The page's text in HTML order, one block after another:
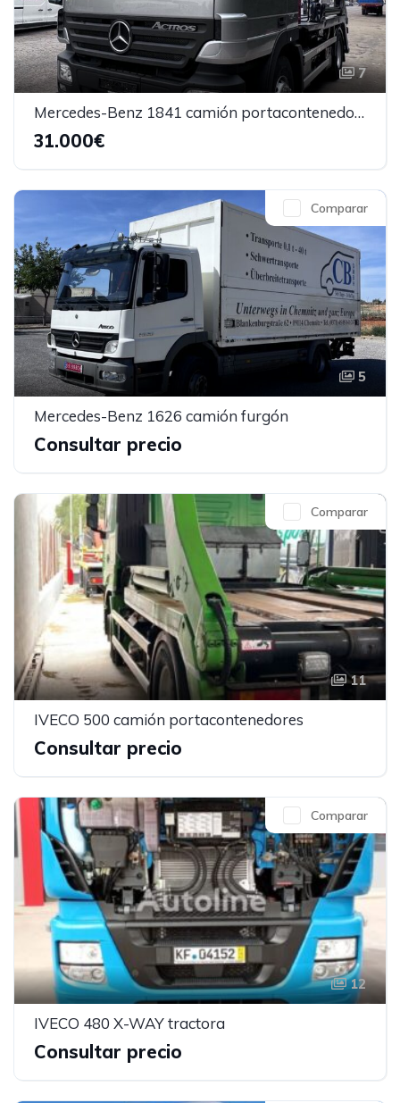
7
Mercedes-Benz 1841 camión portacontenedores
31.000€
5
Comparar
Mercedes-Benz 1626 camión furgón
Consultar precio
11
Comparar
IVECO 500 camión portacontenedores
Consultar precio
12
Comparar
IVECO 480 X-WAY tractora
Consultar precio